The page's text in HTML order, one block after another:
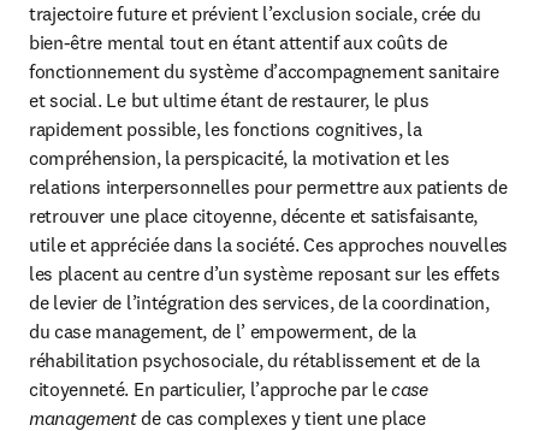
trajectoire future et prévient l’exclusion sociale, crée du
bien-être mental tout en étant attentif aux coûts de
fonctionnement du système d’accompagnement sanitaire
et social. Le but ultime étant de restaurer, le plus
rapidement possible, les fonctions cognitives, la
compréhension, la perspicacité, la motivation et les
relations interpersonnelles pour permettre aux patients de
retrouver une place citoyenne, décente et satisfaisante,
utile et appréciée dans la société. Ces approches nouvelles
les placent au centre d’un système reposant sur les effets
de levier de l’intégration des services, de la coordination,
du case management, de l’ empowerment, de la
réhabilitation psychosociale, du rétablissement et de la
citoyenneté. En particulier, l’approche par le case
management de cas complexes y tient une place